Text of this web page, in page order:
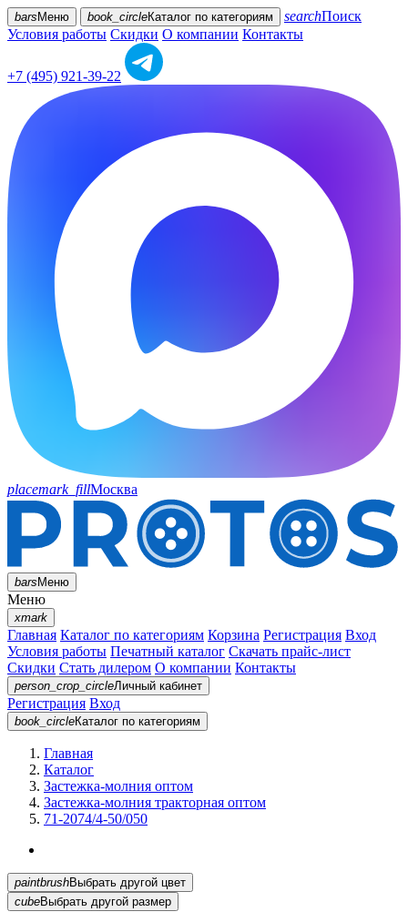
bars Меню book_circleКаталог по категориям searchПоиск
Условия работы Скидки О компании Контакты
+7 (495) 921-39-22
placemark_fillМосква
barsМеню
Меню
xmark
Главная Каталог по категориям Корзина Регистрация Вход
Условия работы Печатный каталог Скачать прайс-лист
Скидки Стать дилером О компании Контакты
person_crop_circleЛичный кабинет
Регистрация Вход
book_circleКаталог по категориям
Главная
Каталог
Застежка-молния оптом
Застежка-молния тракторная оптом
71-2074/4-50/050
paintbrush
Выбрать другой цвет
cubeВыбрать другой размер